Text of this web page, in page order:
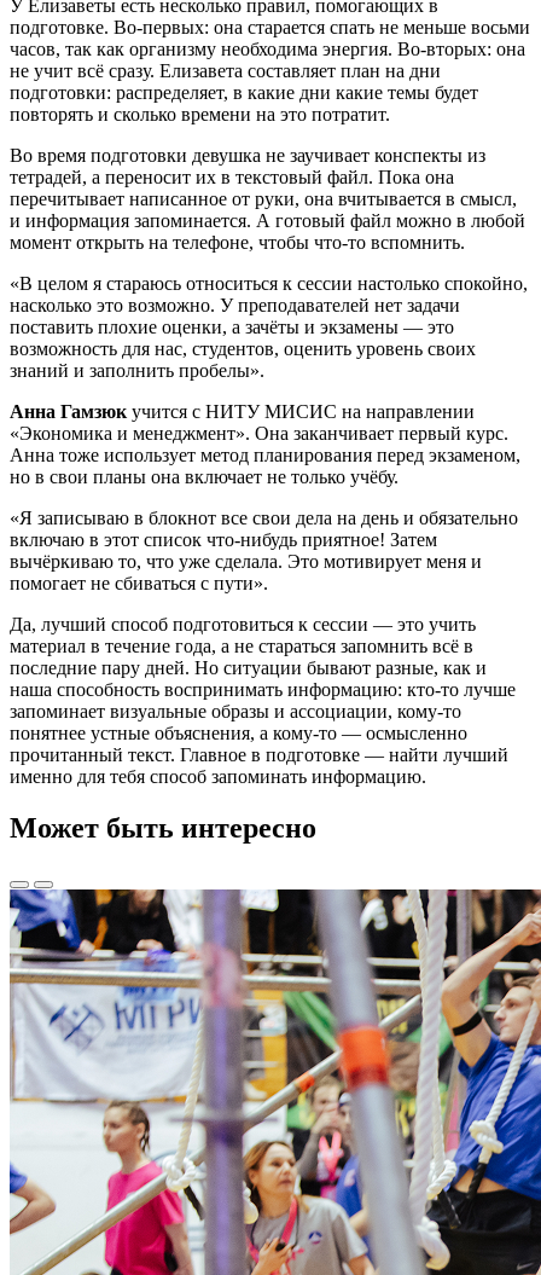
У Елизаветы есть несколько правил, помогающих в
подготовке. Во-первых: она старается спать не меньше восьми
часов, так как организму необходима энергия. Во-вторых: она
не учит всё сразу. Елизавета составляет план на дни
подготовки: распределяет, в какие дни какие темы будет
повторять и сколько времени на это потратит.
Во время подготовки девушка не заучивает конспекты из
тетрадей, а переносит их в текстовый файл. Пока она
перечитывает написанное от руки, она вчитывается в смысл,
и информация запоминается. А готовый файл можно в любой
момент открыть на телефоне, чтобы что-то вспомнить.
«В целом я стараюсь относиться к сессии настолько спокойно,
насколько это возможно. У преподавателей нет задачи
поставить плохие оценки, а зачёты и экзамены — это
возможность для нас, студентов, оценить уровень своих
знаний и заполнить пробелы».
Анна Гамзюк учится с НИТУ МИСИС на направлении
«Экономика и менеджмент». Она заканчивает первый курс.
Анна тоже использует метод планирования перед экзаменом,
но в свои планы она включает не только учёбу.
«Я записываю в блокнот все свои дела на день и обязательно
включаю в этот список что-нибудь приятное! Затем
вычёркиваю то, что уже сделала. Это мотивирует меня и
помогает не сбиваться с пути».
Да, лучший способ подготовиться к сессии — это учить
материал в течение года, а не стараться запомнить всё в
последние пару дней. Но ситуации бывают разные, как и
наша способность воспринимать информацию: кто-то лучше
запоминает визуальные образы и ассоциации, кому-то
понятнее устные объяснения, а кому-то — осмысленно
прочитанный текст. Главное в подготовке — найти лучший
именно для тебя способ запоминать информацию.
Может быть интересно